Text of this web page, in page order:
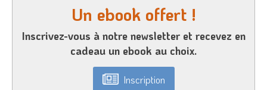
Un ebook offert !
Inscrivez-vous à notre newsletter et recevez en
cadeau un ebook au choix.
Inscription